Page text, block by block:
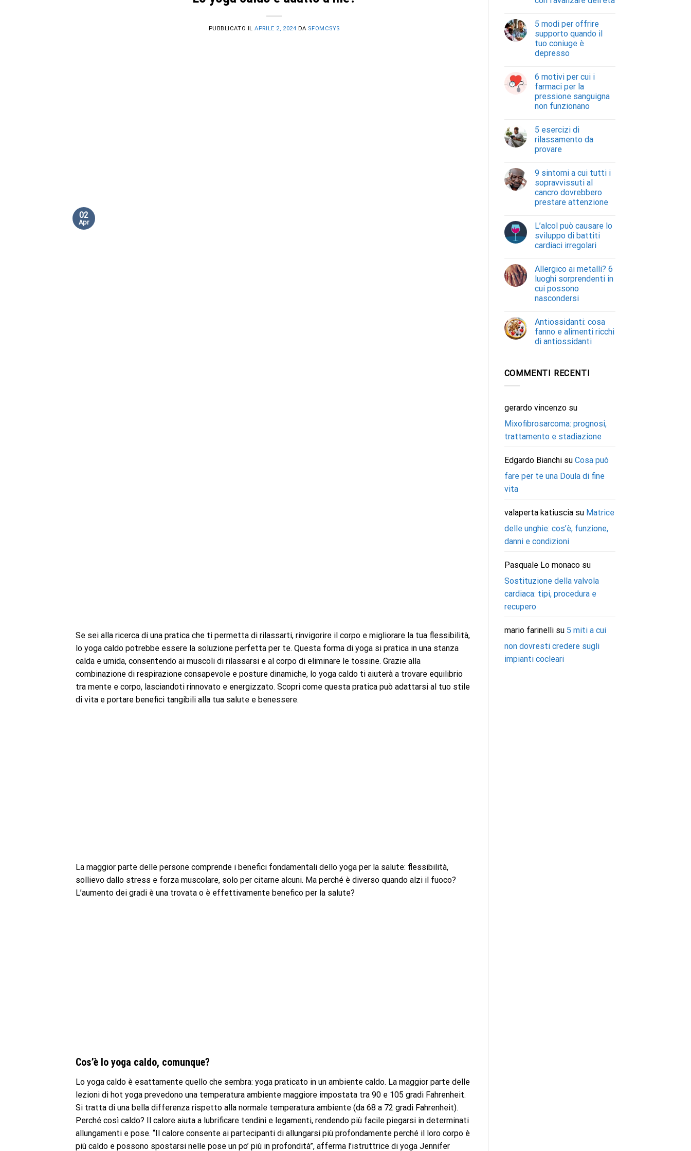
PUBBLICATO ILAPRILE 2, 2024 DA SFOMCSYS
02
Apr
Se sei alla ricerca di una pratica che ti permetta di rilassarti, rinvigorire il corpo e migliorare la tua flessibilità,
lo yoga caldo potrebbe essere la soluzione perfetta per te. Questa forma di yoga si pratica in una stanza
calda e umida, consentendo ai muscoli di rilassarsi e al corpo di eliminare le tossine. Grazie alla
combinazione di respirazione consapevole e posture dinamiche, lo yoga caldo ti aiuterà a trovare equilibrio
tra mente e corpo, lasciandoti rinnovato e energizzato. Scopri come questa pratica può adattarsi al tuo stile
di vita e portare benefici tangibili alla tua salute e benessere.
La maggior parte delle persone comprende i benefici fondamentali dello yoga per la salute: flessibilità,
sollievo dallo stress e forza muscolare, solo per citarne alcuni. Ma perché è diverso quando alzi il fuoco?
L’aumento dei gradi è una trovata o è effettivamente benefico per la salute?
Cos’è lo yoga caldo, comunque?
Lo yoga caldo è esattamente quello che sembra: yoga praticato in un ambiente caldo. La maggior parte delle
lezioni di hot yoga prevedono una temperatura ambiente maggiore impostata tra 90 e 105 gradi Fahrenheit.
Si tratta di una bella differenza rispetto alla normale temperatura ambiente (da 68 a 72 gradi Fahrenheit).
Perché così caldo? Il calore aiuta a lubrificare tendini e legamenti, rendendo più facile piegarsi in determinati
allungamenti e pose. “Il calore consente ai partecipanti di allungarsi più profondamente perché il loro corpo è
più caldo e possono spostarsi nelle pose un po’ più in profondità”, afferma l’istruttrice di yoga Jennifer
5 modi per offrire
supporto quando il
tuo coniuge è
depresso
6 motivi per cui i
farmaci per la
pressione sanguigna
non funzionano
5 esercizi di
rilassamento da
provare
9 sintomi a cui tutti i
sopravvissuti al
cancro dovrebbero
prestare attenzione
L’alcol può causare lo
sviluppo di battiti
cardiaci irregolari
Allergico ai metalli? 6
luoghi sorprendenti in
cui possono
nascondersi
Antiossidanti: cosa
fanno e alimenti ricchi
di antiossidanti
COMMENTI RECENTI
gerardo vincenzosu
Mixofibrosarcoma: prognosi,
trattamento e stadiazione
Edgardo Bianchisu Cosa può
fare per te una Doula di fine
vita
valaperta katiusciasu Matrice
delle unghie: cos’è, funzione,
danni e condizioni
Pasquale Lo monacosu
Sostituzione della valvola
cardiaca: tipi, procedura e
recupero
mario farinellisu 5 miti a cui
non dovresti credere sugli
impianti cocleari